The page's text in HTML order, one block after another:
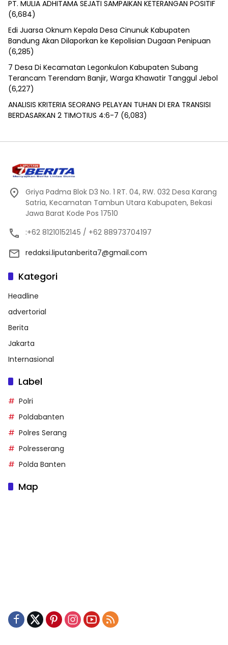
PT. MULIA ADHITAMA SEJATI SAMPAIKAN KETERANGAN POSITIF
(6,684)
Edi Juarsa Oknum Kepala Desa Cinunuk Kabupaten
Bandung Akan Dilaporkan ke Kepolisian Dugaan Penipuan
(6,285)
7 Desa Di Kecamatan Legonkulon Kabupaten Subang
Terancam Terendam Banjir, Warga Khawatir Tanggul Jebol
(6,227)
ANALISIS KRITERIA SEORANG PELAYAN TUHAN DI ERA TRANSISI
BERDASARKAN 2 TIMOTIUS 4:6-7 (6,083)
Griya Padma Blok D3 No. 1 RT. 04, RW. 032 Desa Karang
Satria, Kecamatan Tambun Utara Kabupaten, Bekasi
Jawa Barat Kode Pos 17510
:+62 81210152145 / +62 88973704197
redaksi.liputanberita7@gmail.com
Kategori
Headline
advertorial
Berita
Jakarta
Internasional
Label
Polri
Poldabanten
Polres Serang
Polresserang
Polda Banten
Map